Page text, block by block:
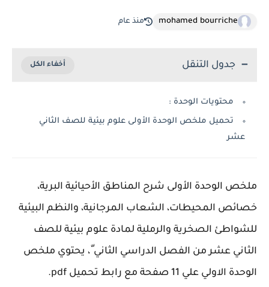
mohamed bourriche منذ عام
جدول التنقل
محتويات الوحدة :
تحميل ملخص الوحدة الأولى علوم بيئية للصف الثاني
عشر
ملخص الوحدة الأولى شرح المناطق الأحيائية البرية،
خصائص المحيطات، الشعاب المرجانية، والنظم البيئية
للشواطئ الصخرية والرملية لمادة علوم بيئية للصف
الثاني عشر من الفصل الدراسي الثاني ّ، يحتوي ملخص
الوحدة الاولي علي 11 صفحة مع رابط تحميل pdf.